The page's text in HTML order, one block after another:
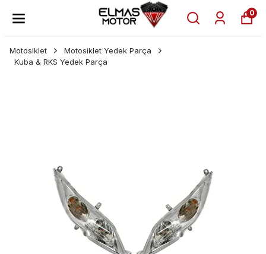
0
Motosiklet
Motosiklet Yedek Parça
Kuba & RKS Yedek Parça